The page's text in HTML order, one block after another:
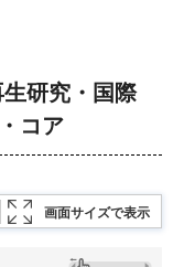
研究・国際
コア
画面サイズで表示